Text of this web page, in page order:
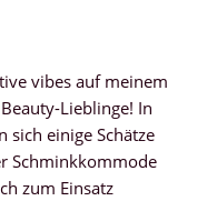
vibes auf meinem
Lieblinge! In
sich einige Schätze
Schminkkommode
zum Einsatz